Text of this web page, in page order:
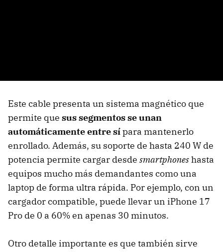
Este cable presenta un sistema magnético que
permite que sus segmentos se unan
automáticamente entre sípara mantenerlo
enrollado. Además, su soporte de hasta 240 W de
potencia permite cargar desde smartphoneshasta
equipos mucho más demandantes como una
laptop de forma ultra rápida. Por ejemplo, con un
cargador compatible, puede llevar un iPhone 17
Pro de 0 a 60% en apenas 30 minutos.
Otro detalle importante es que también sirve